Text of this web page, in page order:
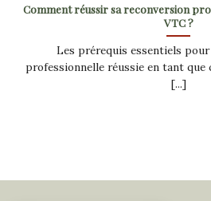
Comment réussir sa reconversion
VTC ?
Les prérequis essentiels
professionnelle réussie en tant que
[...]